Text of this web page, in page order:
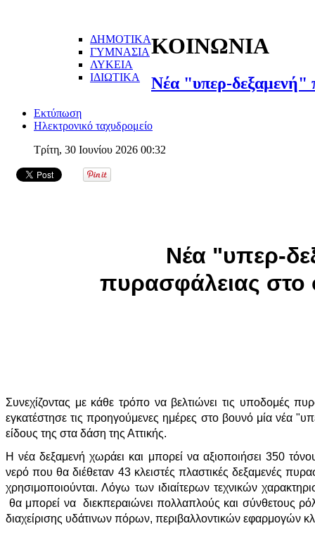
ΔΗΜΟΤΙΚΑ
ΓΥΜΝΑΣΙΑ
ΛΥΚΕΙΑ
ΙΔΙΩΤΙΚΑ
ΚΟΙΝΩΝΙΑ
Νέα "υπερ-δεξαμενή"
Εκτύπωση
Ηλεκτρονικό ταχυδρομείο
Τρίτη, 30 Ιουνίου 2026 00:32
Νέα "υπερ-
πυρασφάλειας στο
Συνεχίζοντας με κάθε τρόπο να βελτιώνει τις υποδομές
εγκατέστησε τις προηγούμενες ημέρες στο βουνό μία νέα
είδους της στα δάση της Αττικής.
Η νέα δεξαμενή χωράει και μπορεί να αξιοποιήσει 350
νερό που θα διέθεταν 43 κλειστές πλαστικές δεξαμενές
χρησιμοποιούνται. Λόγω των ιδιαίτερων τεχνικών
θα μπορεί να διεκπεραιώνει πολλαπλούς και σύνθετους
διαχείρισης υδάτινων πόρων, περιβαλλοντικών εφαρμογών